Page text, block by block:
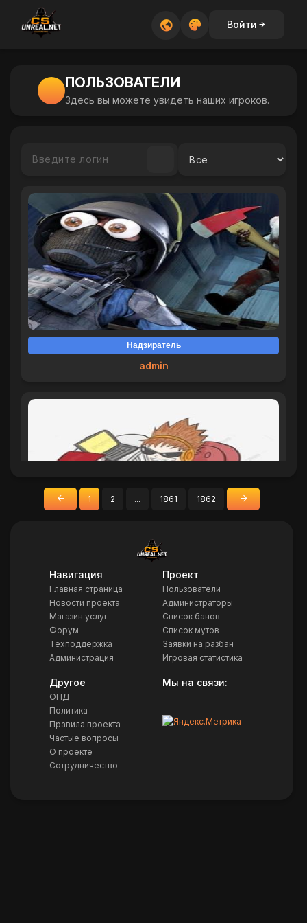
Войти
ПОЛЬЗОВАТЕЛИ
Здесь вы можете увидеть наших игроков.
Надзиратель
admin
Создатель Проекта
Do6pbIu
« 1 2 ... 1861 1862 »
Навигация
Главная страница
Новости проекта
Магазин услуг
Форум
Техподдержка
Администрация
Проект
Пользователи
Администраторы
Список банов
Список мутов
Заявки на разбан
Игровая статистика
Другое
ОПД
Политика
Правила проекта
Частые вопросы
О проекте
Сотрудничество
Мы на связи: